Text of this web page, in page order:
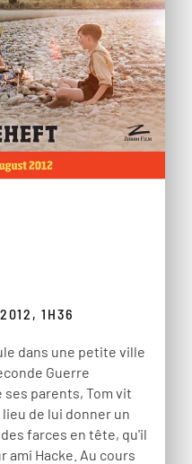
1H36
dans une petite ville
Guerre
ses parents, Tom vit
lieu de lui donner un
farces en tête, qu'il
ami Hacke. Au cours